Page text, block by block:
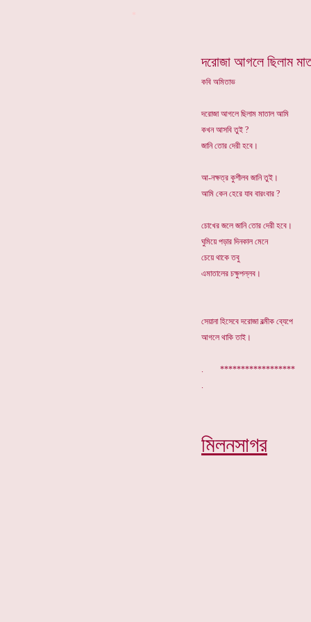
দরোজা আগলে ছিলাম
কবি অমিতাভ
দরোজা আগলে ছিলাম মাতাল আমি
কখন আসবি তুই ?
জানি তোর দেরী হবে।
আ-নক্ষত্র কুশীলব জানি তুই।
আমি কেন হেরে যাব বারংবার ?
চোখের জলে জানি তোর দেরী হবে।
ঘুমিয়ে পড়ার দিনকাল মেনে
চেয়ে থাকে তবু
এমাতালের চক্ষুপল্লব।
সেয়ানা হিসেবে দরোজা বল্মীক ব্যেপে
আগলে থাকি তাই।
. ******************
মিলনসাগর